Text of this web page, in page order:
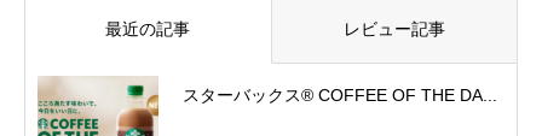
最近の記事 レビュー記事
スターバックス® COFFEE OF THE DA...